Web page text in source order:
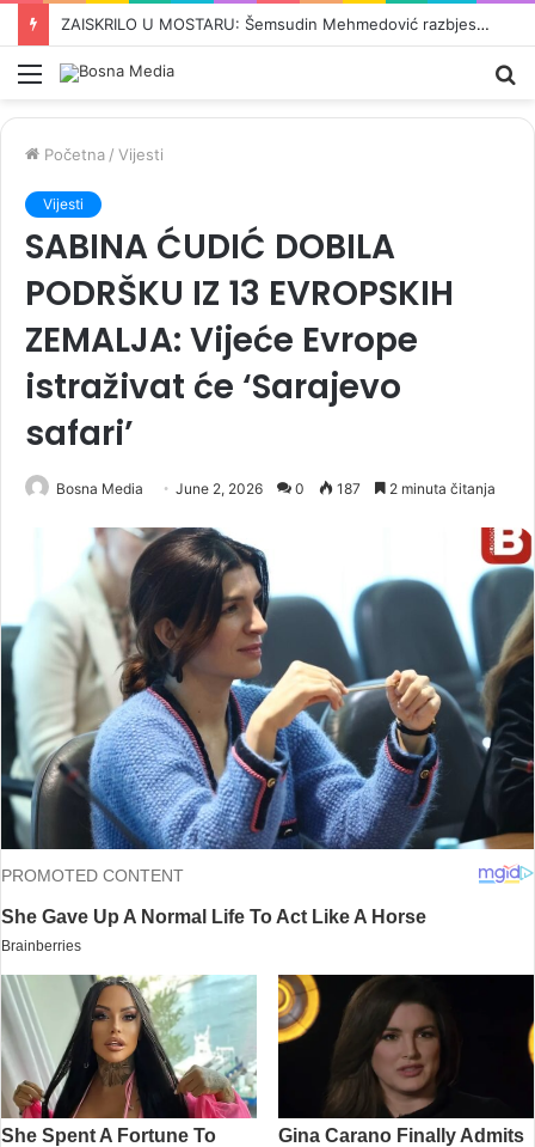
BARONESA ARMINKA HELIĆ O UVOĐENJU NOVIH SANKCIJA DODIKU: „To je trebalo odavno učiniti. Ovo je kontinuirana kampanja s ciljem zastrašivanja…”
Meni
Početna / Vijesti
Vijesti
SABINA ĆUDIĆ DOBILA
PODRŠKU IZ 13 EVROPSKIH
ZEMALJA: Vijeće Evrope
istraživat će ‘Sarajevo
safari’
Bosna Media June 2, 2026 0 187 2 minuta čitanja